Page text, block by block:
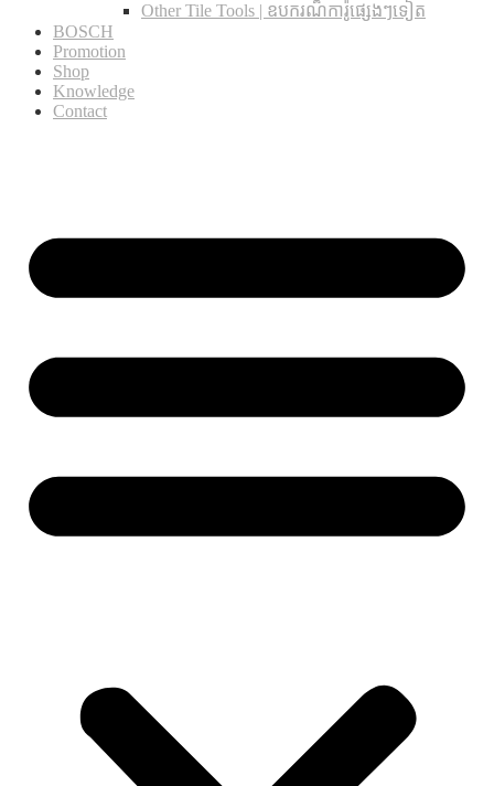
Other Tile Tools | ឧបករណ៏ការ៉ូផ្សេងៗទៀត
BOSCH
Promotion
Shop
Knowledge
Contact